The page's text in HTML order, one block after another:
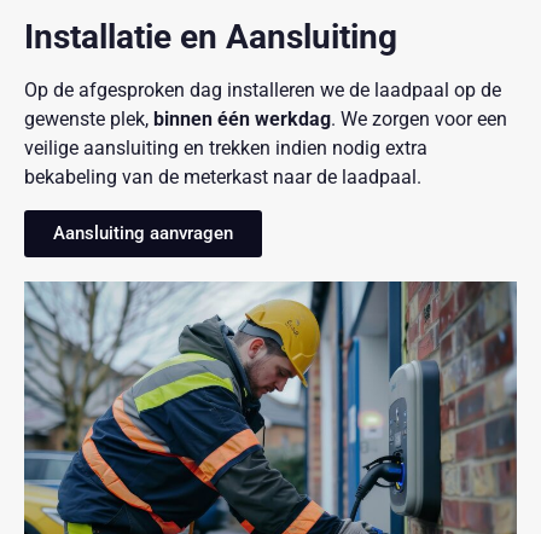
Installatie en Aansluiting
Op de afgesproken dag installeren we de laadpaal op de
gewenste plek, binnen één werkdag. We zorgen voor een
veilige aansluiting en trekken indien nodig extra
bekabeling van de meterkast naar de laadpaal.
Aansluiting aanvragen